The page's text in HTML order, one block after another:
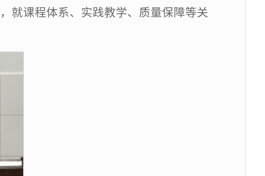
就课程体系、实践教学、质量保障等关